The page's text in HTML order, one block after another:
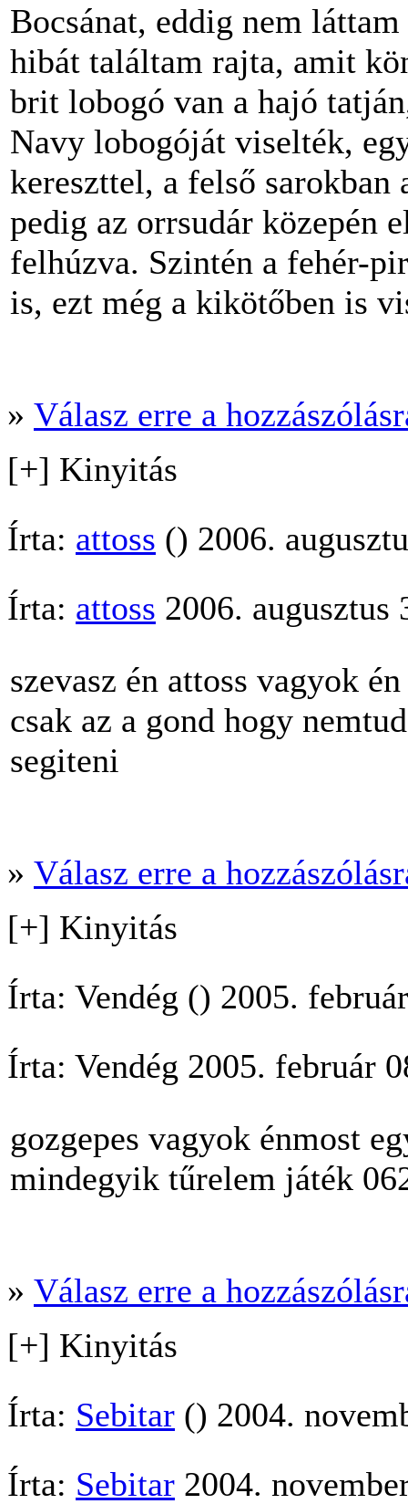
Bocsánat, eddig nem
hibát találtam rajta, amit
brit lobogó van a hajó
Navy lobogóját viselték,
kereszttel, a felső
pedig az orrsudár közepén
felhúzva. Szintén a fehér-
is, ezt még a kikötőben is
» Válasz erre a
[+] Kinyitás
Írta: attoss () 2006.
Írta: attoss 2006.
szevasz én attoss vagyok
csak az a gond hogy
segiteni
» Válasz erre a
[+] Kinyitás
Írta: Vendég () 2005.
Írta: Vendég 2005. február
gozgepes vagyok énmost
mindegyik tűrelem játék
» Válasz erre a
[+] Kinyitás
Írta: Sebitar () 2004.
Írta: Sebitar 2004.